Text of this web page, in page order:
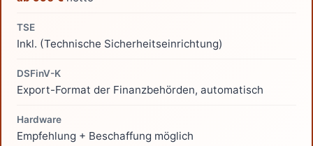
TSE
Inkl. (Technische Sicherheitseinrichtung)
DSFinV-K
Export-Format der Finanzbehörden, automatisch
Hardware
Empfehlung + Beschaffung möglich